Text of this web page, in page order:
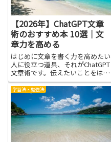
【2026年】ChatGPT文章
術のおすすめ本 10選｜文
章力を高める
はじめに文章を書く力を高めたい
人に役立つ道具、それがChatGPT
文章術です。伝えたいことをはっ
きりさせ、読み手のことを考えた
構成を作る練習を、日常の文章で
続けられる手助けになります。短
く要点をまとめるコツ、言い換え
の工夫、難解な言い回しを...
学習法・勉強法